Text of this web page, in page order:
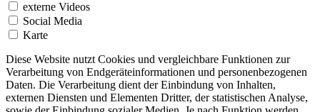
externe Videos
Social Media
Karte
Diese Website nutzt Cookies und vergleichbare Funktionen zur
Verarbeitung von Endgeräteinformationen und personenbezogenen
Daten. Die Verarbeitung dient der Einbindung von Inhalten,
externen Diensten und Elementen Dritter, der statistischen Analyse,